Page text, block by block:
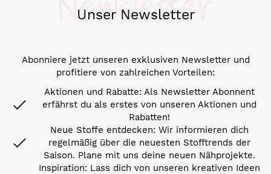
Unser Newsletter
Abonniere jetzt unseren exklusiven Newsletter und
profitiere von zahlreichen Vorteilen:
Aktionen und Rabatte: Als Newsletter Abonnent
erfährst du als erstes von unseren Aktionen und
Rabatten!
Neue Stoffe entdecken: Wir informieren dich
regelmäßig über die neuesten Stofftrends der
Saison. Plane mit uns deine neuen Nähprojekte.
Inspiration: Lass dich von unseren kreativen Ideen